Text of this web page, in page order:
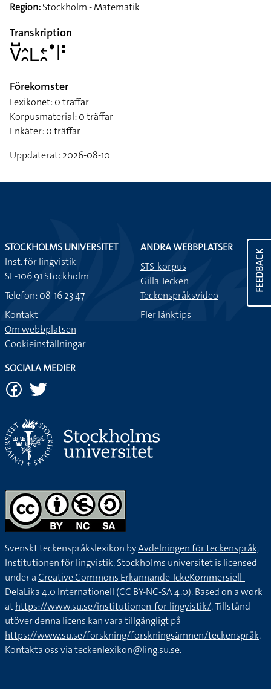
Region:Stockholm - Matematik
Transkription
􌤭􌤹􌤵􌥘􌥈􌥓􌥘􌤟􌥼􌥻
Förekomster
Lexikonet: 0 träffar
Korpusmaterial: 0 träffar
Enkäter: 0 träffar
Uppdaterat: 2026-08-10
FEEDBACK
STOCKHOLMS UNIVERSITET
Inst. för lingvistik
SE-106 91 Stockholm
Telefon: 08-16 23 47
Kontakt
Om webbplatsen
Cookieinställningar
ANDRA WEBBPLATSER
STS-korpus
Gilla Tecken
Teckenspråksvideo
Fler länktips
SOCIALA MEDIER
Svenskt teckenspråkslexikon byAvdelningen för teckenspråk,
Institutionen för lingvistik, Stockholms universitetis licensed
under aCreative Commons Erkännande-IckeKommersiell-
DelaLika 4.0 Internationell (CC BY-NC-SA 4.0).Based on a work
athttps://www.su.se/institutionen-for-lingvistik/. Tillstånd
utöver denna licens kan vara tillgängligt på
https://www.su.se/forskning/forskningsämnen/teckenspråk.
Kontakta oss viateckenlexikon@ling.su.se.